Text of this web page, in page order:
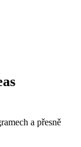
a přesně